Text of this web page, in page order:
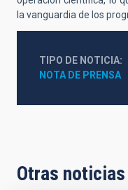
la vanguardia de los
TIPO DE NOTICIA
NOTA DE PRENSA
Otras